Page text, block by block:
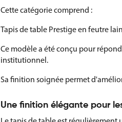
Cette catégorie comprend :
Tapis de table Prestige en feutre
Ce modèle a été conçu pour
institutionnel.
Sa finition soignée permet
Une finition élégante pour